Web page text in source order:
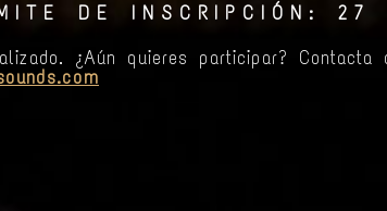
DE INSCRIPCIÓN: 27
¿Aún quieres participar?